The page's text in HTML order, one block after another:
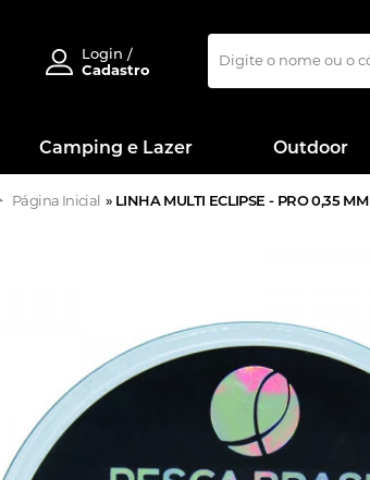
Login /
Cadastro
Camping e Lazer Outdoor
Página Inicial » LINHA MULTI ECLIPSE - PRO 0,35 MM